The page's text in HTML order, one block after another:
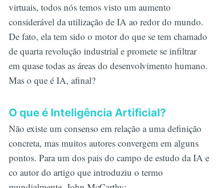
virtuais, todos nós temos visto um aumento
considerável da utilização de IA ao redor do mundo.
De fato, ela tem sido o motor do que se tem chamado
de quarta revolução industrial e promete se infiltrar
em quase todas as áreas do desenvolvimento humano.
Mas o que é IA, afinal?
O que é Inteligência Artificial?
Não existe um consenso em relação a uma definição
concreta, mas muitos autores convergem em alguns
pontos. Para um dos pais do campo de estudo da IA e
co autor do artigo que introduziu o termo